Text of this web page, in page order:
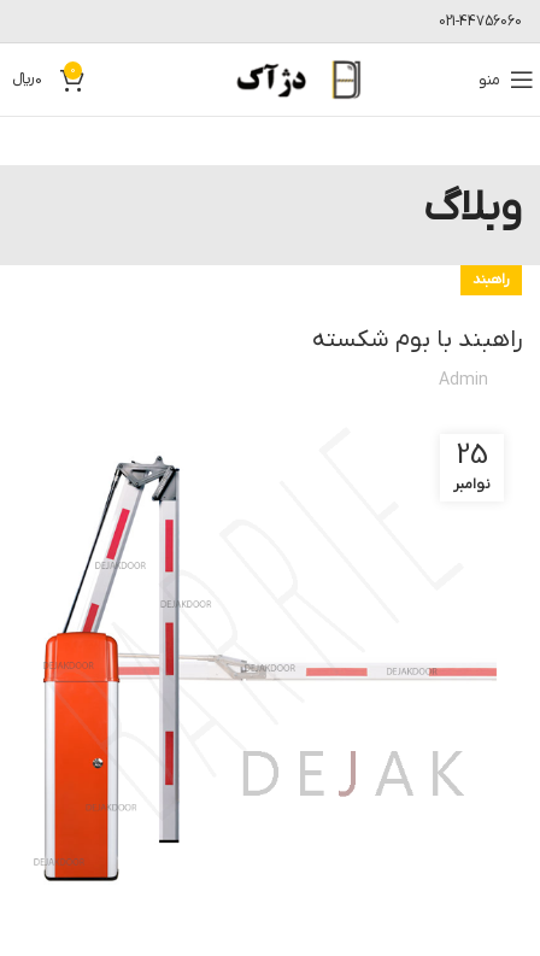
021-44756060
منو 0
0﷼
وبلاگ
راهبند
راهبند با بوم شکسته
Admin
25
نوامبر